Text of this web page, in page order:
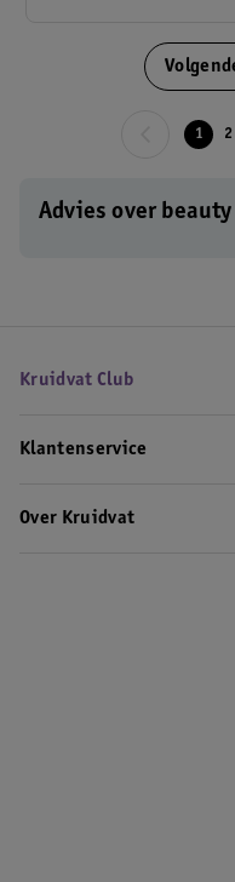
1 2
Advies over beauty
Kruidvat Club
Klantenservice
Over Kruidvat